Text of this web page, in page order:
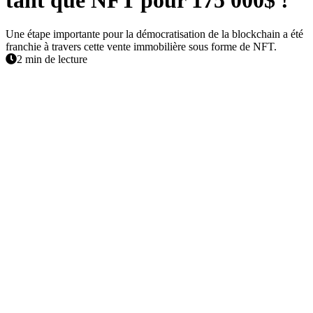
Une étape importante pour la démocratisation de la blockchain a été
franchie à travers cette vente immobilière sous forme de NFT.
2 min de lecture